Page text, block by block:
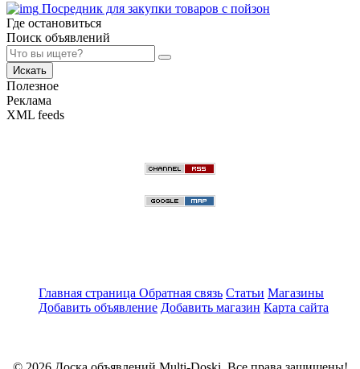
Посредник для закупки товаров с пойзон
Где остановиться
Поиск объявлений
Искать
Полезное
Реклама
XML feeds
Главная страница Обратная связь Статьи Магазины
Добавить объявление Добавить магазин Карта сайта